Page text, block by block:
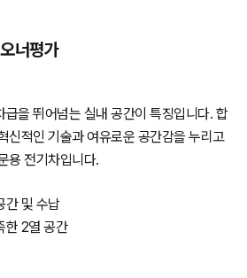
너평가
급을 뛰어넘는 실내 공간이 특징입니다. 합
신적인 기술과 여유로운 공간감을 누리고
용 전기차입니다.
간 및 수납
한 2열 공간